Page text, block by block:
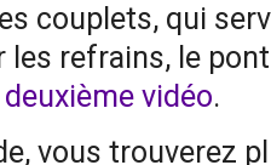
couplets, qui
les refrains, le
deuxième vidéo.
vous trouverez